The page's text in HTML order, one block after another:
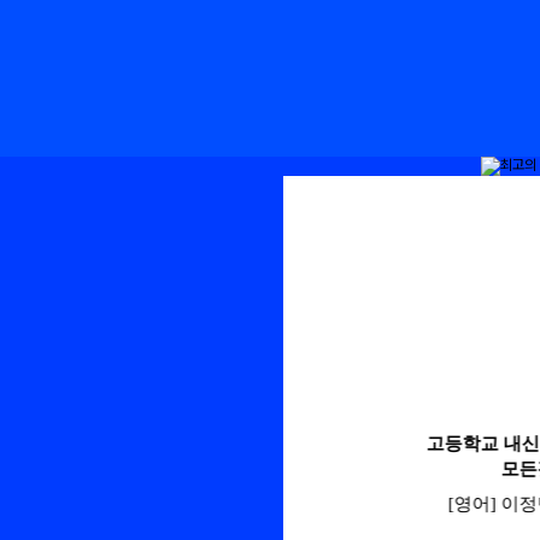
3step으
Essential 수
[영어] 이